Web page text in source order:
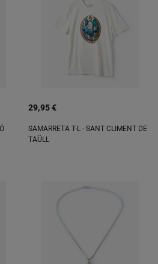
29,95 €
SAMARRETA T-L - SANT CLIMENT DE
TAÜLL